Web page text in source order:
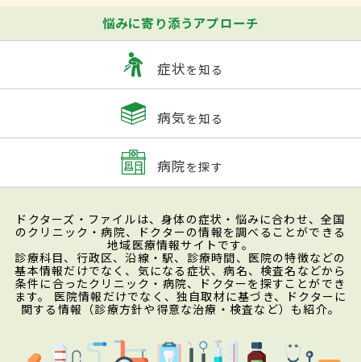
悩みに寄り添うアプローチ
症状を知る
病気を知る
病院を探す
ドクターズ・ファイルは、身体の症状・悩みに合わせ、全国
のクリニック・病院、ドクターの情報を調べることができる
地域医療情報サイトです。
診療科目、行政区、沿線・駅、診療時間、医院の特徴などの
基本情報だけでなく、気になる症状、病名、検査名などから
条件に合ったクリニック・病院、ドクターを探すことができ
ます。 医院情報だけでなく、独自取材に基づき、ドクターに
関する情報（診療方針や得意な治療・検査など）も紹介。